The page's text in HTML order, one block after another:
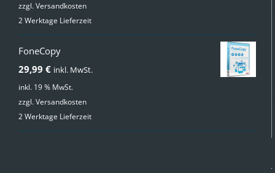
war:
zzgl.Versandkosten
2 Werktage Lieferzeit
FoneCopy
29,99 € inkl. MwSt.
inkl. 19 % MwSt.
zzgl.Versandkosten
2 Werktage Lieferzeit